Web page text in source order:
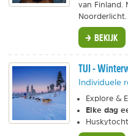
van Finland.
Noorderlicht.
BEKIJK
TUI -
Individuele
Explore &
Elke dag